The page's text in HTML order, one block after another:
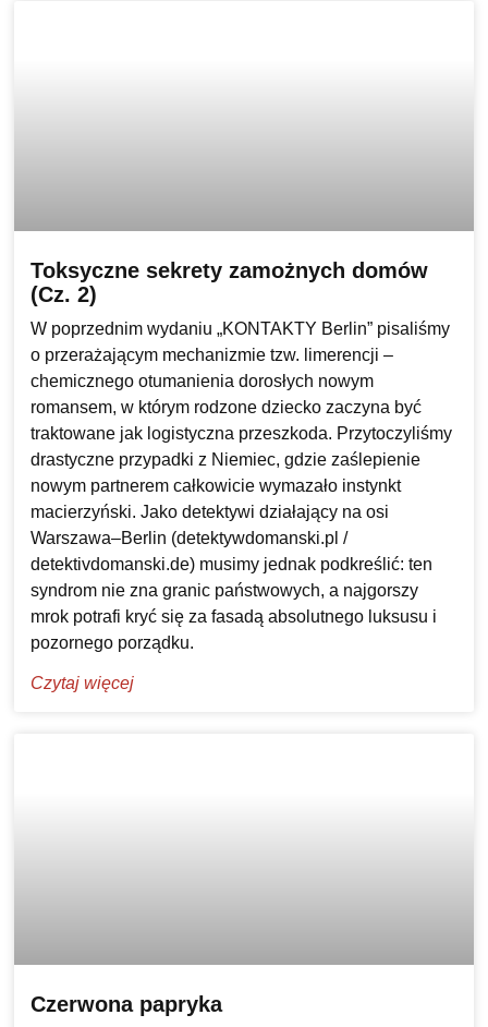
Toksyczne sekrety zamożnych domów
(Cz. 2)
W poprzednim wydaniu „KONTAKTY Berlin” pisaliśmy
o przerażającym mechanizmie tzw. limerencji –
chemicznego otumanienia dorosłych nowym
romansem, w którym rodzone dziecko zaczyna być
traktowane jak logistyczna przeszkoda. Przytoczyliśmy
drastyczne przypadki z Niemiec, gdzie zaślepienie
nowym partnerem całkowicie wymazało instynkt
macierzyński. Jako detektywi działający na osi
Warszawa–Berlin (detektywdomanski.pl /
detektivdomanski.de) musimy jednak podkreślić: ten
syndrom nie zna granic państwowych, a najgorszy
mrok potrafi kryć się za fasadą absolutnego luksusu i
pozornego porządku.
Czytaj więcej
Czerwona papryka